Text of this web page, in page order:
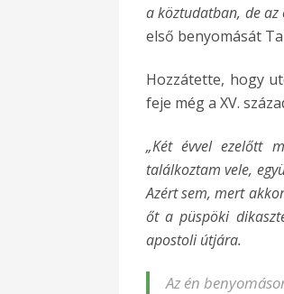
a köztudatban, de az
első benyomását
Hozzátette, hogy
feje még a XV.
„Két évvel ezelőtt
találkoztam vele,
Azért sem, mert
őt a püspöki
apostoli útjára.
Az én